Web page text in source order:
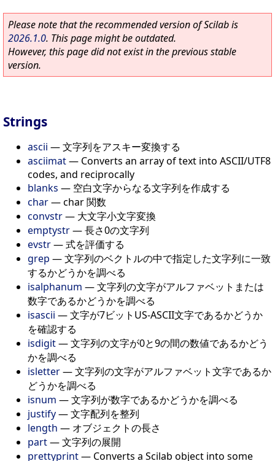
Please note that the recommended version of Scilab is
2026.1.0. This page might be outdated.
However, this page did not exist in the previous stable
version.
Strings
ascii —文字列をアスキー変換する
asciimat— Converts an array of text into ASCII/UTF8
codes, and reciprocally
blanks — 空白文字からなる文字列を作成する
char—char 関数
convstr— 大文字小文字変換
emptystr—長さ0の文字列
evstr—式を評価する
grep —文字列のベクトルの中で指定した文字列に一致
するかどうかを調べる
isalphanum —文字列の文字がアルファベットまたは
数字であるかどうかを調べる
isascii —文字が7ビットUS-ASCII文字であるかどうか
を確認する
isdigit—文字列の文字が0と9の間の数値であるかどう
かを調べる
isletter—文字列の文字がアルファベット文字であるか
どうかを調べる
isnum —文字列が数字であるかどうかを調べる
justify—文字配列を整列
length — オブジェクトの長さ
part—文字列の展開
prettyprint— Converts a Scilab object into some